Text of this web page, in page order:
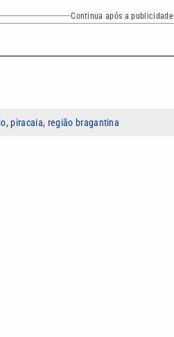
Continua após a publicidade
, piracaia, região bragantina